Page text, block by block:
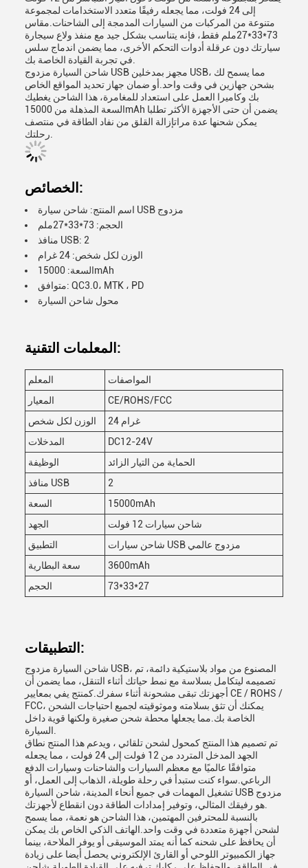
إلى 24 فولت، مما يجعله رفيقًا متعدد الاستخدامات لمجموعة
متنوعة من المركبات من السيارات المدمجة إلى الشاحنات.مقاس
73*33*27ملم فقط، فإنه يتناسب بشكل جيد مع منفذ ولاع سيجارة
سيارتك دون عرقلة أدوات التحكم الأخرى، مما يضمن اندماج سلس
شاحن السيارة مزدوج USB مجهز بمدخلين USB، مما يسمح لك
بشحن جهازين في وقت واحد.أو ضمان جهاز تحديد المواقع الخاص
بك وكاميرا العمل على استعداد للمغامرة، هذا الشاحن يغطيك
السعة المذهلة من 15000mAh يضمن أن حتى الأجهزة الأكثر تطلبا
يمكن شحنها عدة مراتإزالة القلق من نفاد الطاقة في منتصف
الخصائص:
اسم المنتج: شاحن سيارة USB مزدوج
الحجم: 73*33*27ملم
منافذ USB: 2
الوزن لكل شخص: 24 غرام
السعة: 15000mAh
متوافق: QC3.0، MTK ، PD
محول شاحن السيارة
المعلمات التقنية:
المعلم
المواصفات
المعيار
CE/ROHS/FCC
الوزن لكل شخص
24 غرام
المدخلات
DC12-24V
الوظيفة
الحماية من التيار الزائد
منافذ USB
2
السعة
15000mAh
الجهد
شاحن سيارات 12 فولت
التطبيق
شاحن سيارات USB مزدوج عالمي
سعة البطارية
3600mAh
الحجم
73*33*27
التطبيقات:
شاحن السيارة مزدوج USB، المصنوع من مواد بلاستيكية دائمة، تم
تصميمه ليتكامل بسلاسة مع نمط حياتك أثناء التنقل، مما يضمن أن
أجهزتك تبقى مشحونة أثناء سفرك.كمنتج يفي بمعايير CE / ROHS /
FCC، يمكنك أن تثق بسلامته وموثوقيته لجميع احتياجات الشحن
الخاصة بك.مما يجعلها محطة شحن صغيرة ولكنها قوية داخل
تم تصميم هذا المنتج كمحول لشحن تلقائي ، ويدعم هذا المنتج نطاق
الجهد المدخل المتردد من 12 فولت إلى 24 فولت ، مما يجعله
متوافقًا عالميًا مع معظم السيارات والشاحنات وسيارات الدفع
الرباعي.سواء كنت ستبدأ في رحلة طويلة، الذهاب إلى العمل، أو
تشغيل المهمات في جميع أنحاء المدينة، شاحن السيارة USB مزدوج
بالنسبة للمحترفين المهتمين، هذا الشاحن هو نعمة، مما يسمح
لشحن أجهزة متعددة في وقت واحد.الهاتف الذكي الخاص بك يمكن
أن يحافظ على شحنه كما أنه يمتد الموسيقى أو يوفر الملاحة، بينما
جهاز الكمبيوتر اللوحي أو القارئ الإلكتروني يحصل أيضا على زيادة